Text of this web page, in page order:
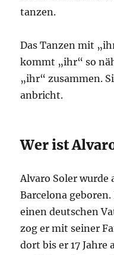
tanzen.
Das Tanzen mit
kommt „ihr“ so
„ihr“ zusammen.
anbricht.
Wer ist
Alvaro Soler wurde
Barcelona
einen deutschen
zog er mit seiner
dort bis er 17 Jahre